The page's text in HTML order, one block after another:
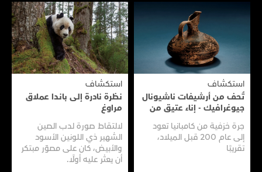
استكشاف
تُحف من أرشيفات ناشيونال
جيوغرافيك - إناء عتيق من
سفينـة عتيقـة
جرة خزفية من كامبانيا تعود
إلى عام 200 قبل الميلاد،
تقريبًا
استكشاف
نظرة نادرة إلى بانـدا عملاق
مراوغ
لالتقاط صورة لدب الصين
الشهير ذي اللونين الأسود
والأبيض، كان على مصوّر مبتكر
أن يعثر عليه أولًا.